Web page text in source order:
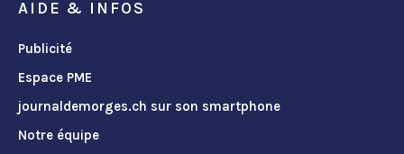
AIDE & INFOS
Publicité
Espace PME
journaldemorges.ch sur son smartphone
Notre équipe